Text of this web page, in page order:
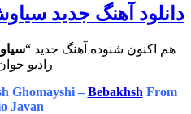
دانلود آهنگ جدید
هم اکنون شنوده آهنگ جدید “
رادیو
Ghomayshi – Bebakhsh From
Javan